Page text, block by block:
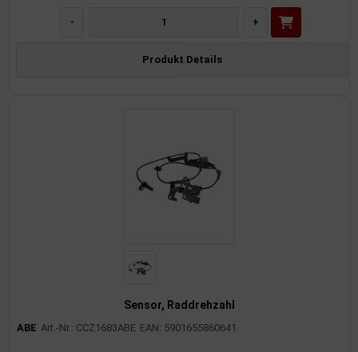
- +
Produkt Details
Sensor, Raddrehzahl
ABE Art.-Nr.: CCZ1683ABE EAN: 5901655860641